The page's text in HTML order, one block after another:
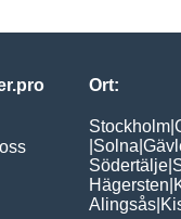
Ort:
Stockholm
Solna
Södertälje
Hägersten
Alingsås